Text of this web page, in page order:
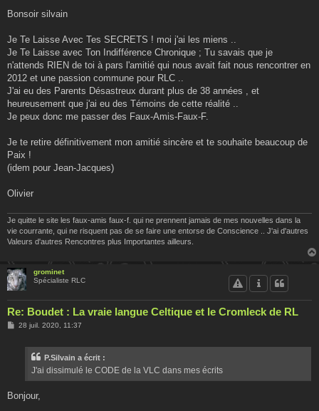
Bonsoir silvain
Je Te Laisse Avec Tes SECRETS ! moi j'ai les miens ..
Je Te Laisse avec Ton Indifférence Chronique ; Tu savais que je
n'attends RIEN de toi à pars l'amitié qui nous avait fait nous rencontrer en
2012 et une passion commune pour RLC ..
J'ai eu des Parents Désastreux durant plus de 38 années , et
heureusement que j'ai eu des Témoins de cette réalité ..
Je peux donc me passer des Faux-Amis-Faux-F.
Je te retire définitivement mon amitié sincère et te souhaite beaucoup de
Paix !
(idem pour Jean-Jacques)
Olivier
Je quitte le site les faux-amis faux-f. qui ne prennent jamais de mes nouvelles dans la
vie courrante, qui ne risquent pas de se faire une entorse de Conscience .. J'ai d'autres
Valeurs d'autres Rencontres plus Importantes ailleurs.
grominet
Spécialiste RLC
Re: Boudet : La vraie langue Celtique et le Cromleck de RL
M28 juil. 2020, 11:37
P.Silvain a écrit :
J'ai dissimulé le CODE de la VLC dans mes écrits
Bonjour,